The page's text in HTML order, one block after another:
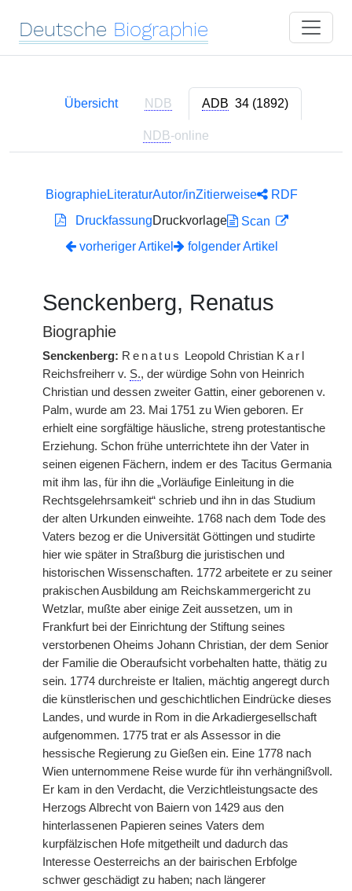
Deutsche Biographie
Übersicht NDB ADB 34 (1892)
NDB-online
BiographieLiteraturAutor/inZitierweise
RDF
DruckfassungDruckvorlage
Scan
vorheriger Artikel
folgender Artikel
Senckenberg, Renatus
Biographie
Senckenberg: Renatus Leopold Christian Karl
Reichsfreiherr v. S., der würdige Sohn von Heinrich
Christian und dessen zweiter Gattin, einer geborenen v.
Palm, wurde am 23. Mai 1751 zu Wien geboren. Er
erhielt eine sorgfältige häusliche, streng protestantische
Erziehung. Schon frühe unterrichtete ihn der Vater in
seinen eigenen Fächern, indem er des Tacitus Germania
mit ihm las, für ihn die „Vorläufige Einleitung in die
Rechtsgelehrsamkeit“ schrieb und ihn in das Studium
der alten Urkunden einweihte. 1768 nach dem Tode des
Vaters bezog er die Universität Göttingen und studirte
hier wie später in Straßburg die juristischen und
historischen Wissenschaften. 1772 arbeitete er zu seiner
prakischen Ausbildung am Reichskammergericht zu
Wetzlar, mußte aber einige Zeit aussetzen, um in
Frankfurt bei der Einrichtung der Stiftung seines
verstorbenen Oheims Johann Christian, der dem Senior
der Familie die Oberaufsicht vorbehalten hatte, thätig zu
sein. 1774 durchreiste er Italien, mächtig angeregt durch
die künstlerischen und geschichtlichen Eindrücke dieses
Landes, und wurde in Rom in die Arkadiergesellschaft
aufgenommen. 1775 trat er als Assessor in die
hessische Regierung zu Gießen ein. Eine 1778 nach
Wien unternommene Reise wurde für ihn verhängnißvoll.
Er kam in den Verdacht, die Verzichtleistungsacte des
Herzogs Albrecht von Baiern von 1429 aus den
hinterlassenen Papieren seines Vaters dem
kurpfälzischen Hofe mitgetheilt und dadurch das
Interesse Oesterreichs an der bairischen Erbfolge
schwer geschädigt zu haben; nach längerer